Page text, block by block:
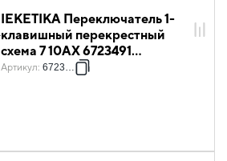
IEKETIKA Переключатель 1-
клавишный перекрестный
схема 7 10АХ 6723491
слоновая кость IEK
Артикул: 6723491